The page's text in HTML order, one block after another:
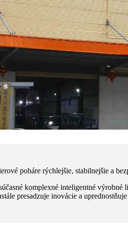
poháre rýchlejšie, stabilnejšie a
komplexné inteligentné
presadzuje inovácie a